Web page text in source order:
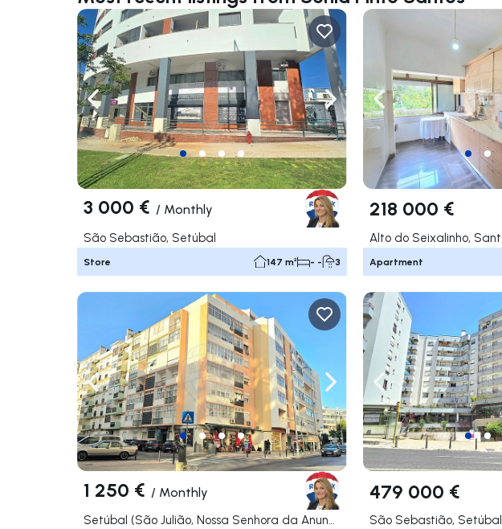
Navigate left Navigate right
3 000 € / Monthly
São Sebastião, Setúbal
Store 147 m² - - 3
Navigate left
218 000 €
Apartment
Navigate left Navigate right
1 250 € / Monthly
Setúbal (São Julião, Nossa Senhora da Anunciada e Santa Maria da Graça), Setúbal
Navigate left
479 000 €
São Sebastião, Setúbal